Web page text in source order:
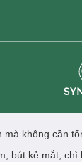
không cần
bút kẻ mắt,